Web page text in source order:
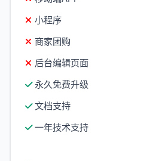
小程序
商家团购
后台编辑页面
永久免费升级
文档支持
一年技术支持